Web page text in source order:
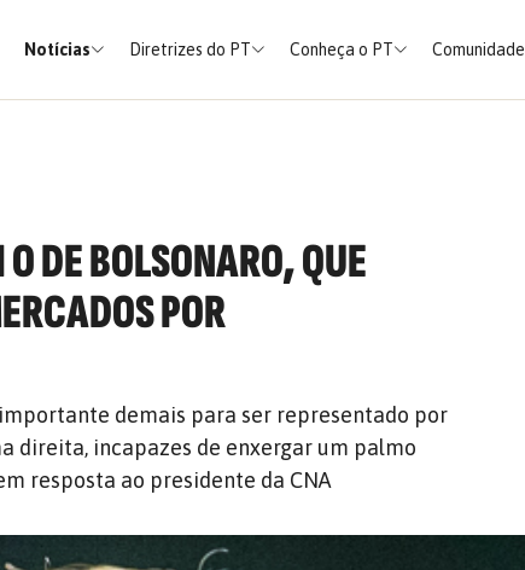
Notícias Diretrizes do PT Conheça o PT Comunidade
DE BOLSONARO, QUE
POR
demais para ser representado por
direita, incapazes de enxergar um palmo
resposta ao presidente da CNA